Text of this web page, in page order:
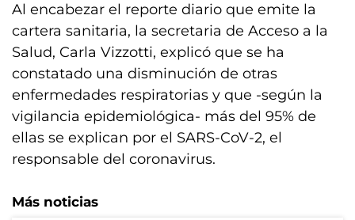
Al encabezar el reporte diario que emite la
cartera sanitaria, la secretaria de Acceso a la
Salud, Carla Vizzotti, explicó que se ha
constatado una disminución de otras
enfermedades respiratorias y que -según la
vigilancia epidemiológica- más del 95% de
ellas se explican por el SARS-CoV-2, el
responsable del coronavirus.
Más noticias